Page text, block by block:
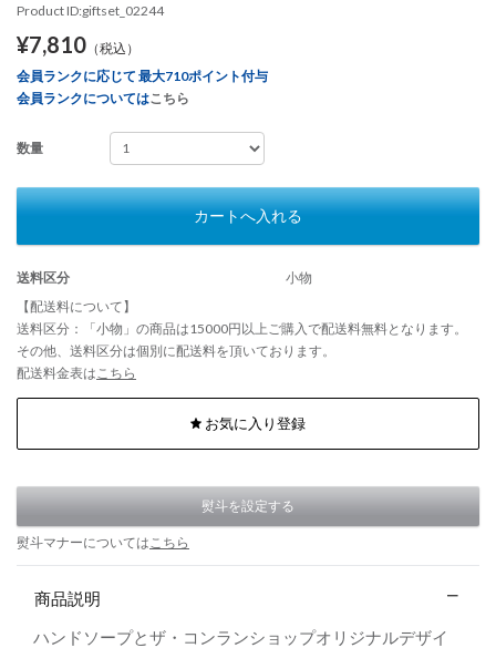
Product ID:giftset_02244
¥7,810 （税込）
会員ランクに応じて 最大710ポイント付与
会員ランクについてはこちら
数量
カートへ入れる
送料区分
小物
【配送料について】
送料区分：「小物」の商品は15000円以上ご購入で配送料無料となります。
その他、送料区分は個別に配送料を頂いております。
配送料金表は こちら
お気に入り登録
熨斗を設定する
熨斗マナーについては こちら
商品説明
ハンドソープとザ・コンランショップオリジナルデザイ